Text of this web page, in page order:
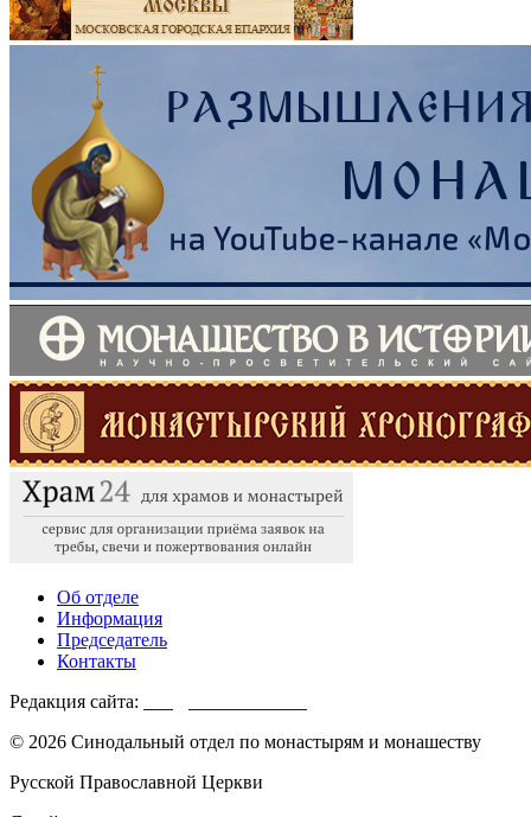
Об отделе
Информация
Председатель
Контакты
Редакция сайта:
© 2026 Синодальный отдел по монастырям и монашеству
Русской Православной Церкви